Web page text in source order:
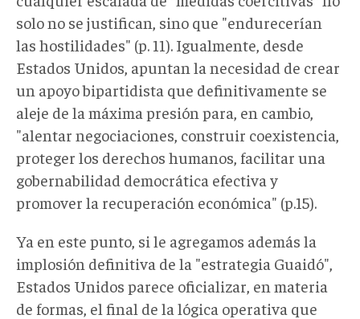
solo no se justifican, sino que "endurecerían
las hostilidades" (p. 11). Igualmente, desde
Estados Unidos, apuntan la necesidad de crear
un apoyo bipartidista que definitivamente se
aleje de la máxima presión para, en cambio,
"alentar negociaciones, construir coexistencia,
proteger los derechos humanos, facilitar una
gobernabilidad democrática efectiva y
promover la recuperación económica" (p.15).
Ya en este punto, si le agregamos además la
implosión definitiva de la "estrategia Guaidó",
Estados Unidos parece oficializar, en materia
de formas, el final de la lógica operativa que